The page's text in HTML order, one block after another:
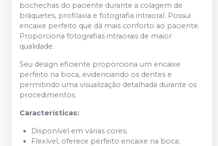
bochechas do paciente durante a colagem de
bráquetes, profilaxia e fotografia intraoral. Possui
encaixe perfeito que dá mais conforto ao paciente.
Proporciona fotografias intraorais de maior
qualidade.
Seu design eficiente proporciona um encaixe
perfeito na boca, evidenciando os dentes e
permitindo uma visualização detalhada durante os
procedimentos.
Características:
Disponível em várias cores;
Flexível, oferece perfeito encaixe na boca;